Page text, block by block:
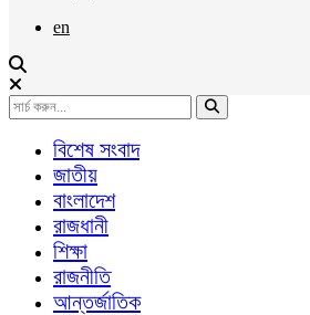
en
বিশেষ সংবাদ
জাতীয়
বাংলাদেশ
রাজধানী
শিক্ষা
রাজনীতি
আন্তর্জাতিক